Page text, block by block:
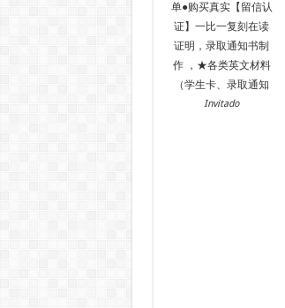
单●购买真实【留信认
证】一比一复刻在读
证明，录取通知书制
作 ，★各类英文材料
（学生卡、录取通知
Invitado